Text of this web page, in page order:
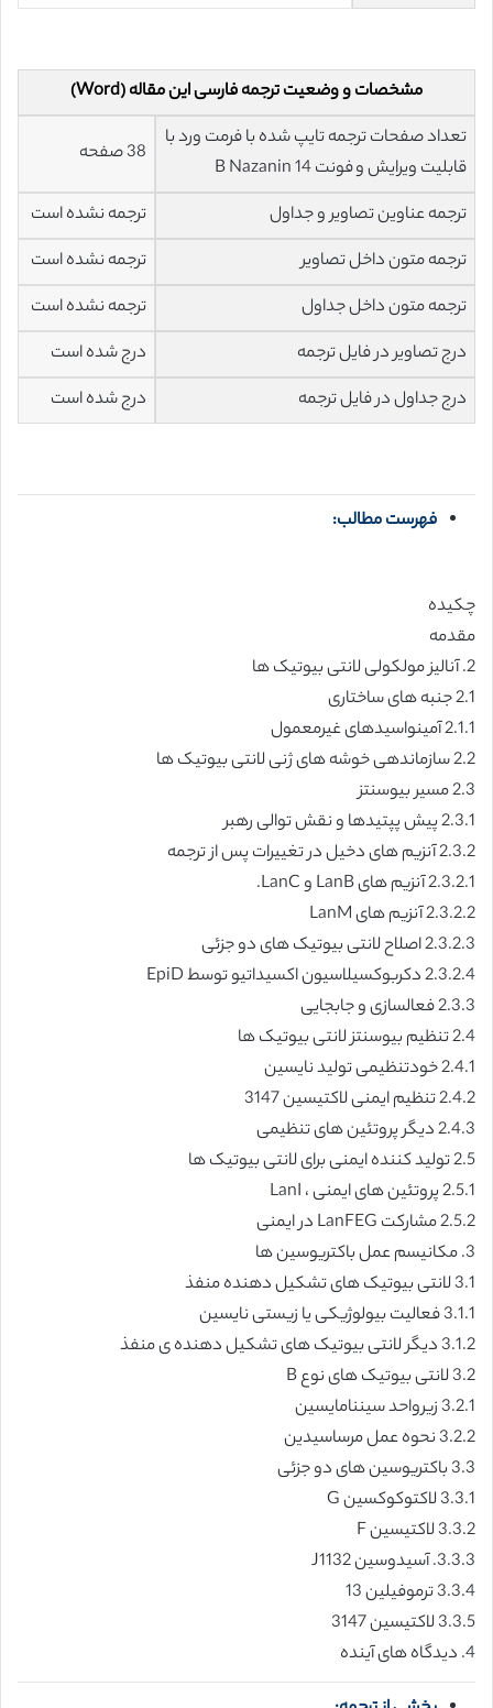
مشخصات و وضعیت ترجمه فارسی این مقاله (Word)
تعداد صفحات ترجمه تایپ شده با فرمت ورد با
قابلیت ویرایش و فونت 14 B Nazanin
38 صفحه
ترجمه عناوین تصاویر و جداول
ترجمه نشده است
ترجمه متون داخل تصاویر
ترجمه نشده است
ترجمه متون داخل جداول
ترجمه نشده است
درج تصاویر در فایل ترجمه
درج شده است
درج جداول در فایل ترجمه
درج شده است
فهرست مطالب:
چکیده
مقدمه
2. آنالیز مولکولی لانتی بیوتیک ها
2.1 جنبه های ساختاری
2.1.1 آمینواسیدهای غیرمعمول
2.2 سازماندهی خوشه های ژنی لانتی بیوتیک ها
2.3 مسیر بیوسنتز
2.3.1 پیش پپتیدها و نقش توالی رهبر
2.3.2 آنزیم های دخیل در تغییرات پس از ترجمه
2.3.2.1 آنزیم های LanB و LanC.
2.3.2.2 آنزیم های LanM
2.3.2.3 اصلاح لانتی بیوتیک های دو جزئی
2.3.2.4 دکربوکسیلاسیون اکسیداتیو توسط EpiD
2.3.3 فعالسازی و جابجایی
2.4 تنظیم بیوسنتز لانتی بیوتیک ها
2.4.1 خودتنظیمی تولید نایسین
2.4.2 تنظیم ایمنی لاکتیسین 3147
2.4.3 دیگر پروتئین های تنظیمی
2.5 تولید کننده ایمنی برای لانتی بیوتیک ها
2.5.1 پروتئین های ایمنی ، LanI
2.5.2 مشارکت LanFEG در ایمنی
3. مکانیسم عمل باکتریوسین ها
3.1 لانتی بیوتیک های تشکیل دهنده منفذ
3.1.1 فعالیت بیولوژیکی یا زیستی نایسین
3.1.2 دیگر لانتی بیوتیک های تشکیل دهنده ی منفذ
3.2 لانتی بیوتیک های نوع B
3.2.1 زیرواحد سیننامایسین
3.2.2 نحوه عمل مرساسیدین
3.3 باکتریوسین های دو جزئی
3.3.1 لاکتوکوکسین G
3.3.2 لاکتیسین F
3.3.3. آسیدوسین J1132
3.3.4 ترموفیلین 13
3.3.5 لاکتیسین 3147
4. دیدگاه های آینده